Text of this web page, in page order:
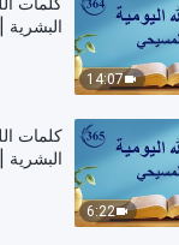
14:07
البشرية |
6:22
كلمات
البشرية |